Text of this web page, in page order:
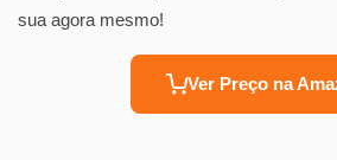
sua agora mesmo!
Ver Preço na